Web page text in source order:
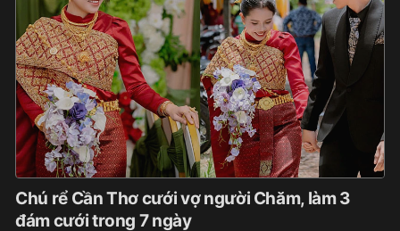
Chú rể Cần Thơ cưới vợ người Chăm, làm 3
đám cưới trong 7 ngày